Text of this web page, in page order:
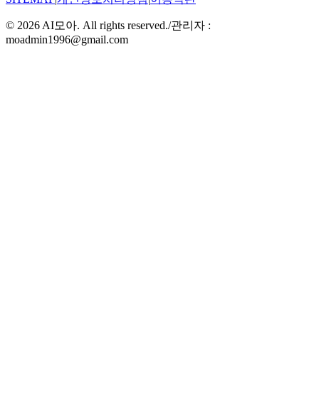
© 2026 AI모아. All rights reserved./관리자 :
moadmin1996@gmail.com